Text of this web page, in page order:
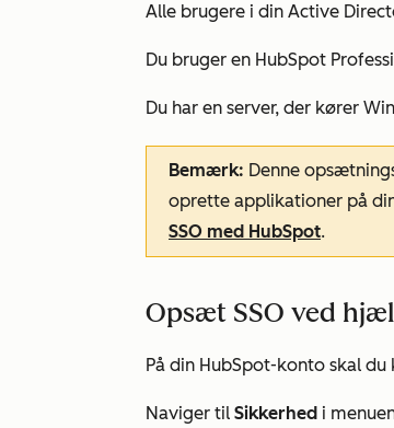
Alle brugere i din Active
Du bruger en HubSpot
Du har en server, der kører
Bemærk: Denne
oprette applikationer på
SSO med HubSpot.
Opsæt SSO ved
På din HubSpot-konto skal du
Naviger til Sikkerhed i